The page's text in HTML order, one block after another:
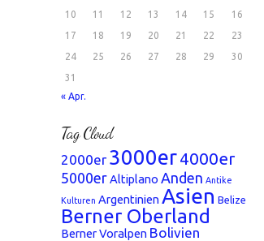
10
11 12 13 14 15
16
17
18 19 20 21 22
23
24
25 26 27 28 29
30
31
« Apr.
Tag Cloud
2000er 3000er4000er
5000erAltiplano Anden Antike
Kulturen Argentinien Asien Belize
Berner Oberland
Berner Voralpen Bolivien